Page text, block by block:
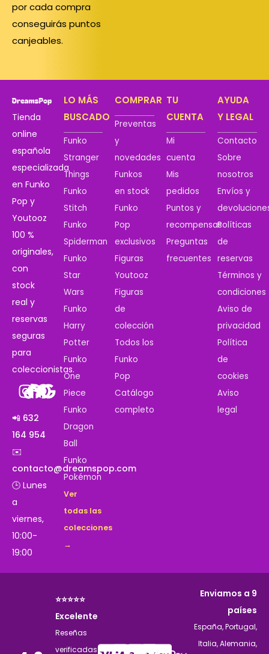
por cada compra
conseguirás puntos
canjeables.
Tienda
online
española
especializada
en Funko
Pop y
Youtooz
100 %
originales,
con
stock
real y
reservas
seguras
para
coleccionistas.
📲 632
164 954
✉️
contacto@dreamspop.com
🕒 Lunes
a
viernes,
10:00-
19:00
LO MÁS
BUSCADO
Funko
Stranger
Things
Funko
Stitch
Funko
Spiderman
Funko
Star
Wars
Funko
Harry
Potter
Funko
One
Piece
Funko
Dragon
Ball
Funko
Pokémon
Ver
todas las
colecciones
→
COMPRAR
Preventas
y
novedades
Funkos
en stock
Funko
Pop
exclusivos
Figuras
Youtooz
Figuras
de
colección
Todos los
Funko
Pop
Catálogo
completo
TU
CUENTA
Mi
cuenta
Mis
pedidos
Puntos y
recompensas
Preguntas
frecuentes
AYUDA
Y LEGAL
Contacto
Sobre
nosotros
Envíos y
Políticas
de
reservas
Términos y
condiciones
Aviso de
privacidad
Política
de
cookies
Aviso
legal
⭐⭐⭐⭐⭐
Excelente
Reseñas
verificadas
Enviamos a 9
países
España, Portugal,
Italia, Alemania,